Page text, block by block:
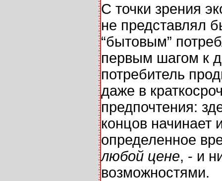
С точки зрения
не представлял
“бытовым”
первым шагом к
потребитель
даже в
предпочтения:
концов начинает
определенное
любой цене, - и
возможностями.